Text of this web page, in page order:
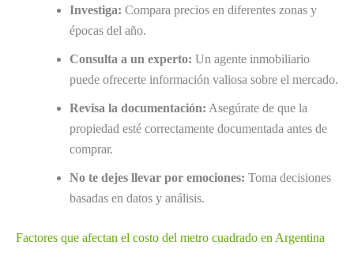
Investiga: Compara precios en diferentes zonas y
épocas del año.
Consulta a un experto: Un agente inmobiliario
puede ofrecerte información valiosa sobre el mercado.
Revisa la documentación: Asegúrate de que la
propiedad esté correctamente documentada antes de
comprar.
No te dejes llevar por emociones: Toma decisiones
basadas en datos y análisis.
Factores que afectan el costo del metro cuadrado en Argentina